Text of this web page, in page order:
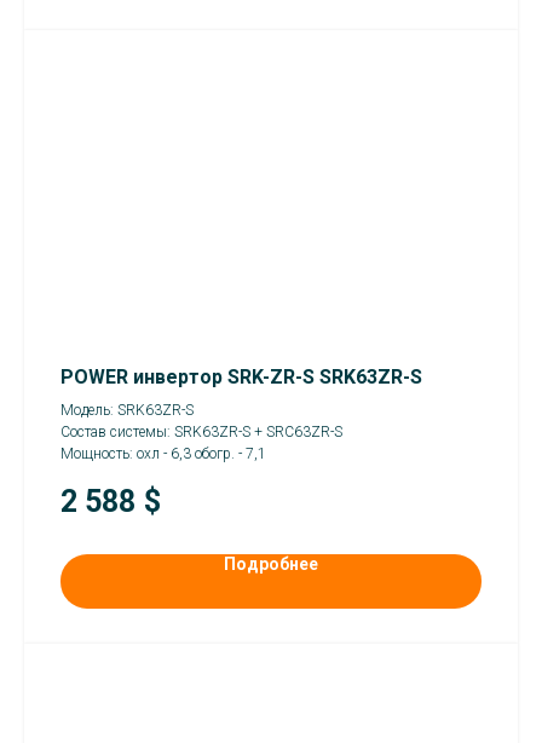
POWER инвертор SRK-ZR-S SRK63ZR-S
Модель: SRK63ZR-S
Состав системы: SRK63ZR-S + SRC63ZR-S
Мощность: охл - 6,3 обогр. - 7,1
2 588 $
Подробнее